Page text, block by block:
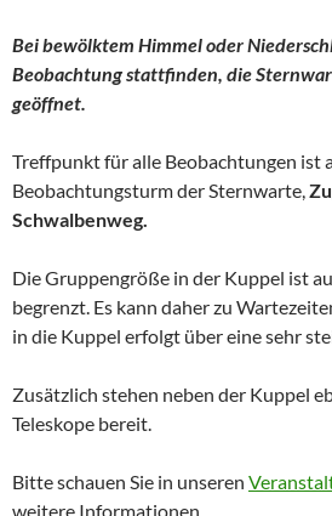
Bei bewölktem Himmel oder
Beobachtung stattfinden, die
geöffnet.
Treffpunkt für alle Beobachtungen ist
Beobachtungsturm der Sternwarte,
Schwalbenweg.
Die Gruppengröße in der Kuppel ist
begrenzt. Es kann daher zu
in die Kuppel erfolgt über eine sehr
Zusätzlich stehen neben der Kuppel
Teleskope bereit.
Bitte schauen Sie in unseren
weitere Informationen.